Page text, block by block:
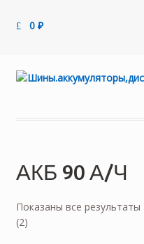
0₽
АКБ 90 А/Ч
Показаны все результаты
(2)Цены: